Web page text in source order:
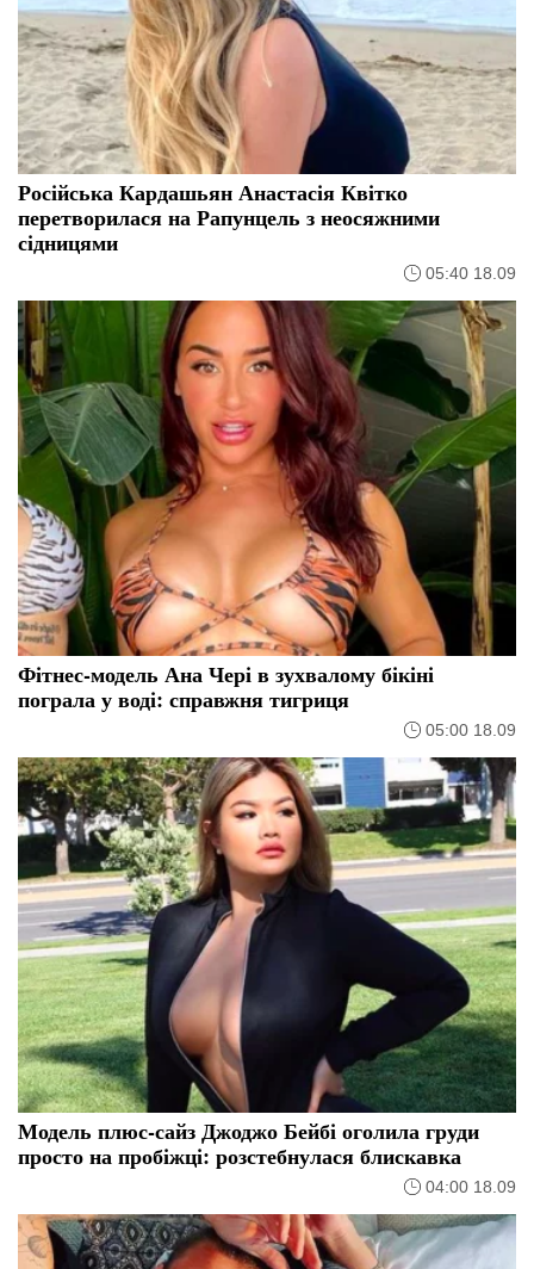
Російська Кардашьян Анастасія Квітко
перетворилася на Рапунцель з неосяжними
сідницями
05:40 18.09
Фітнес-модель Ана Чері в зухвалому бікіні
пограла у воді: справжня тигриця
05:00 18.09
Модель плюс-сайз Джоджо Бейбі оголила груди
просто на пробіжці: розстебнулася блискавка
04:00 18.09